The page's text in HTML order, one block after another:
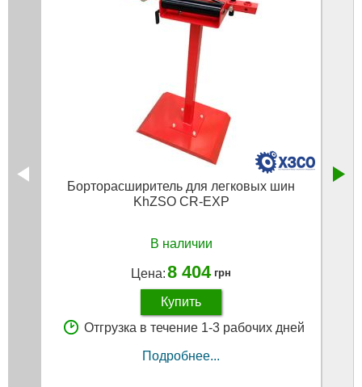
Борторасширитель для легковых шин
KhZSO CR-EXP
В наличии
Цена:8 404 грн
Купить
Отгрузка в течение 1-3 рабочих дней
Подробнее...